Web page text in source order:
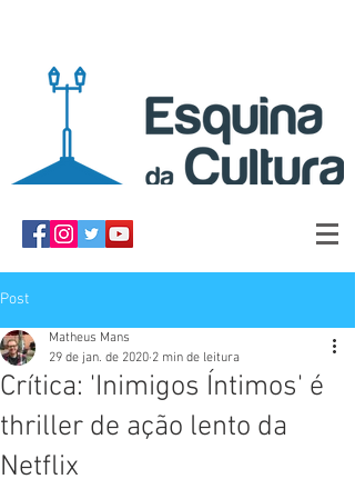
Post
Crítica: 'Inimigos Íntimos' é
thriller de ação lento da
Netflix
Matheus Mans
29 de jan. de 2020 2 min de leitura